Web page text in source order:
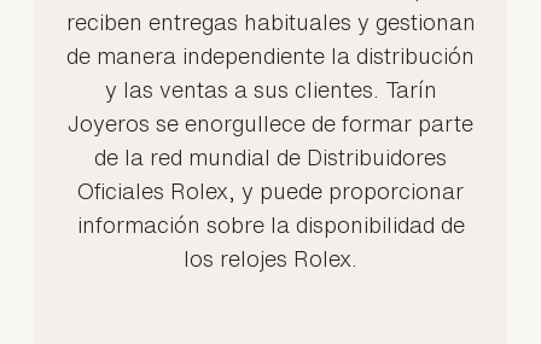
reciben entregas habituales y gestionan
de manera independiente la distribución
y las ventas a sus clientes. Tarín
Joyeros se enorgullece de formar parte
de la red mundial de Distribuidores
Oficiales Rolex, y puede proporcionar
información sobre la disponibilidad de
los relojes Rolex.